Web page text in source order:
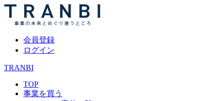
会員登録
ログイン
TRANBI
TOP
事業を買う